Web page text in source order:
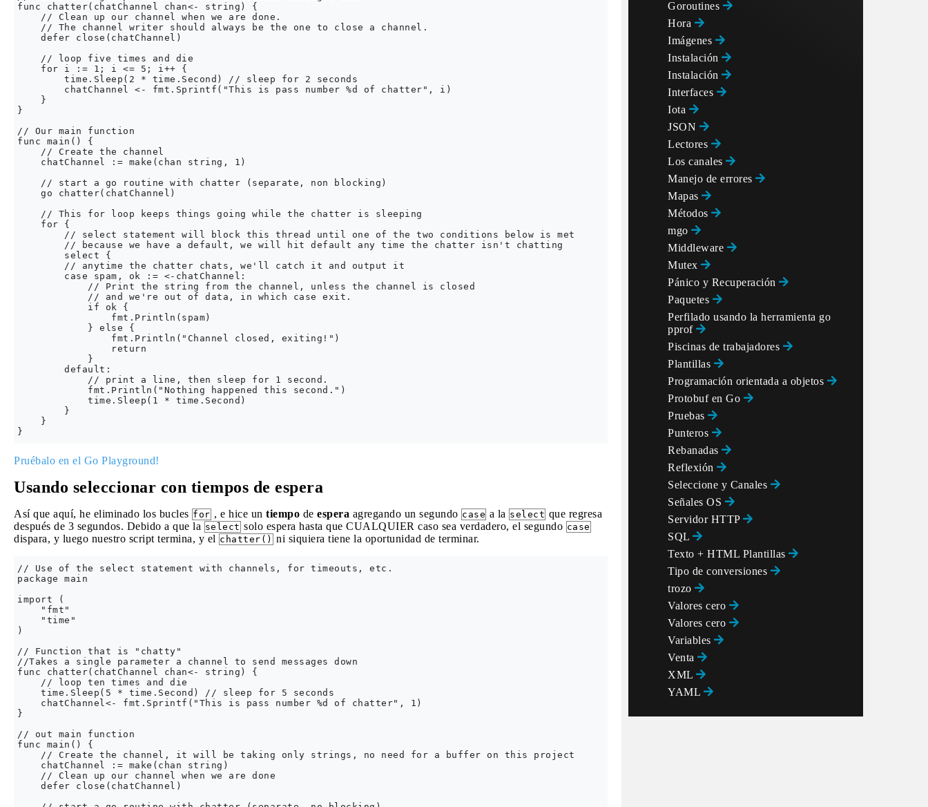
func chatter(chatChannel chan<- string) {
    // Clean up our channel when we are done.
    // The channel writer should always be the one to close a channel.
    defer close(chatChannel)
    // loop five times and die
    for i := 1; i <= 5; i++ {
        time.Sleep(2 * time.Second) // sleep for 2 seconds
        chatChannel <- fmt.Sprintf("This is pass number %d of chatter", i)
    }
}
// Our main function
func main() {
    // Create the channel
    chatChannel := make(chan string, 1)
    // start a go routine with chatter (separate, non blocking)
    go chatter(chatChannel)
    // This for loop keeps things going while the chatter is sleeping
    for {
        // select statement will block this thread until one of the two conditions below is met
        // because we have a default, we will hit default any time the chatter isn't chatting
        select {
        // anytime the chatter chats, we'll catch it and output it
        case spam, ok := <-chatChannel:
            // Print the string from the channel, unless the channel is closed
            // and we're out of data, in which case exit.
            if ok {
                fmt.Println(spam)
            } else {
                fmt.Println("Channel closed, exiting!")
                return
            }
        default:
            // print a line, then sleep for 1 second.
            fmt.Println("Nothing happened this second.")
            time.Sleep(1 * time.Second)
        }
    }
Pruébalo en el Go Playground!
Usando seleccionar con tiempos de espera
Así que aquí, he eliminado los bucles for , e hice un tiempo de espera agregando un segundo case a la select que regresa
después de 3 segundos. Debido a que la select solo espera hasta que CUALQUIER caso sea verdadero, el segundo case
dispara, y luego nuestro script termina, y el chatter() ni siquiera tiene la oportunidad de terminar.
// Use of the select statement with channels, for timeouts, etc.
package main
import (
    "fmt"
    "time"
)
// Function that is "chatty"
//Takes a single parameter a channel to send messages down
func chatter(chatChannel chan<- string) {
    // loop ten times and die
    time.Sleep(5 * time.Second) // sleep for 5 seconds
    chatChannel<- fmt.Sprintf("This is pass number %d of chatter", 1)
}
// out main function
func main() {
    // Create the channel, it will be taking only strings, no need for a buffer on this project
    chatChannel := make(chan string)
    // Clean up our channel when we are done
    defer close(chatChannel)
Goroutines
Hora
Imágenes
Instalación
Instalación
Interfaces
Iota
JSON
Lectores
Los canales
Manejo de errores
Mapas
Métodos
mgo
Middleware
Mutex
Pánico y Recuperación
Paquetes
Perfilado usando la herramienta go
pprof
Piscinas de trabajadores
Plantillas
Programación orientada a objetos
Protobuf en Go
Pruebas
Punteros
Rebanadas
Reflexión
Seleccione y Canales
Señales OS
Servidor HTTP
SQL
Texto + HTML Plantillas
Tipo de conversiones
trozo
Valores cero
Valores cero
Variables
Venta
XML
YAML